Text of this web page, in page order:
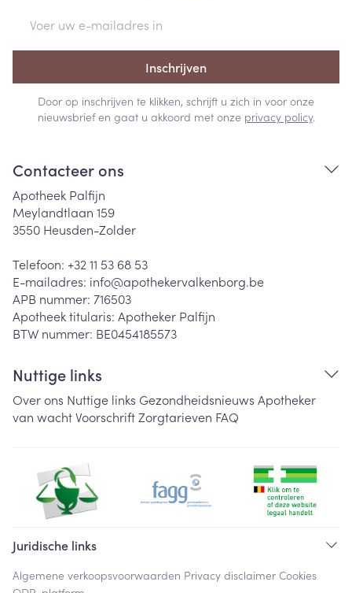
Inschrijven
Door op inschrijven te klikken, schrijft u zich in voor onze
nieuwsbrief en gaat u akkoord met onze privacy policy.
Contacteer ons
Apotheek Palfijn
Meylandtlaan 159
3550 Heusden-Zolder
Telefoon: +32 11 53 68 53
E-mailadres: info@apothekervalkenborg.be
APB nummer: 716503
Apotheek titularis: Apotheker Palfijn
BTW nummer: BE0454185573
Nuttige links
Over ons Nuttige links Gezondheidsnieuws Apotheker
van wachtVoorschriftZorgtarieven FAQ
Juridische links
Algemene verkoopsvoorwaarden Privacy disclaimer Cookies